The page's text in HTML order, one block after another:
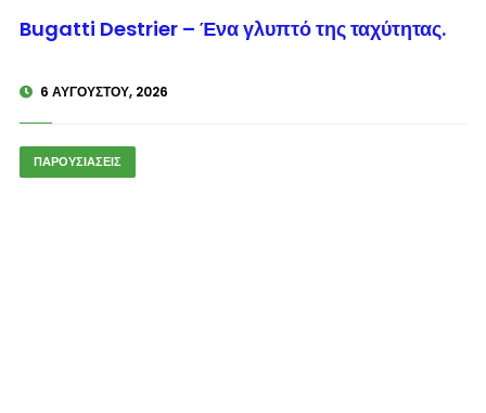
© enkinisi.gr
Bugatti Destrier – Ένα γλυπτό της ταχύτητας.
6 ΑΥΓΟΎΣΤΟΥ, 2026
ΠΑΡΟΥΣΙΑΣΕΙΣ